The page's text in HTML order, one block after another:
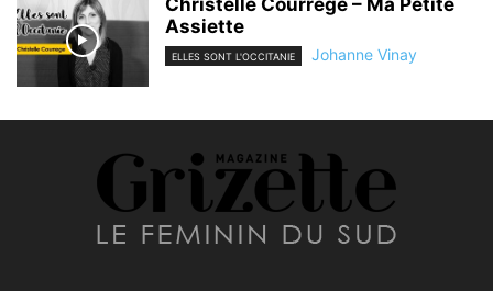
Christelle Courrege – Ma Petite
Assiette
ELLES SONT L'OCCITANIE Johanne Vinay